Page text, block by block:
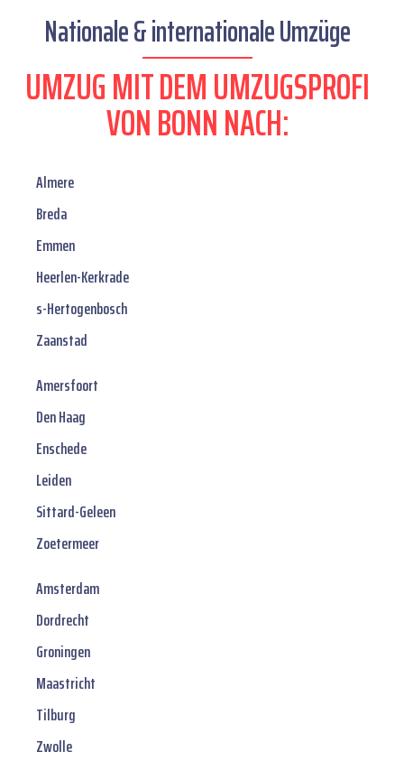
Nationale & internationale Umzüge
UMZUG MIT DEM UMZUGSPROFI
VON BONN NACH:
Almere
Breda
Emmen
Heerlen-Kerkrade
s-Hertogenbosch
Zaanstad
Amersfoort
Den Haag
Enschede
Leiden
Sittard-Geleen
Zoetermeer
Amsterdam
Dordrecht
Groningen
Maastricht
Tilburg
Zwolle